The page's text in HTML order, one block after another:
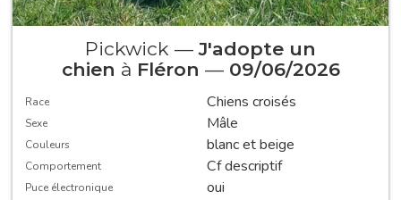
Pickwick —J'adopte un
chien à Fléron — 09/06/2026
Race Chiens croisés
Sexe Mâle
Couleurs blanc et beige
Comportement Cf descriptif
Puce électronique oui